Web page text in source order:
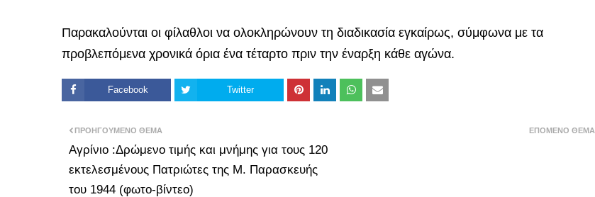
Παρακαλούνται οι φίλαθλοι να ολοκληρώνουν τη διαδικασία εγκαίρως, σύμφωνα με τα
προβλεπόμενα χρονικά όρια ένα τέταρτο πριν την έναρξη κάθε αγώνα.
Facebook Twitter
ΕΠΌΜΕΝΟ ΘΈΜΑ
ΠΡΟΗΓΟΎΜΕΝΟ ΘΈΜΑ
Αγρίνιο :Δρώμενο τιμής και μνήμης για τους 120
εκτελεσμένους Πατριώτες της Μ. Παρασκευής
του 1944 (φωτο-βίντεο)